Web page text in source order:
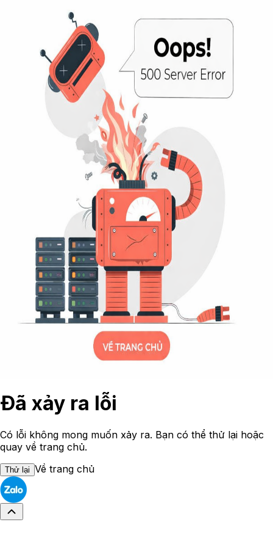
Đã xảy ra lỗi
Có lỗi không mong muốn xảy ra. Bạn có thể thử lại hoặc
quay về trang chủ.
Thử lại Về trang chủ